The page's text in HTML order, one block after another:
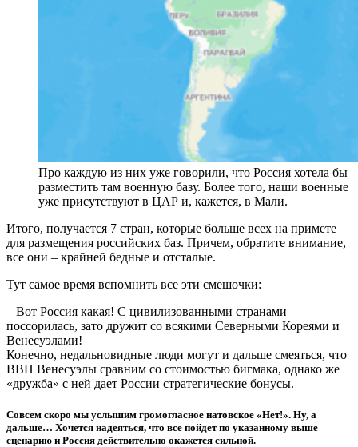
Про каждую из них уже говорили, что Россия хотела бы
разместить там военную базу. Более того, наши военные
уже присутствуют в ЦАР и, кажется, в Мали.
Итого, получается 7 стран, которые больше всех на примете
для размещения российских баз. Причем, обратите внимание,
все они – крайней бедные и отсталые.
Тут самое время вспомнить все эти смешочки:
– Вот Россия какая! С цивилизованными странами
поссорилась, зато дружит со всякими Северными Кореями и
Венесуэлами!
Конечно, недальновидные люди могут и дальше смеяться, что
ВВП Венесуэлы сравним со стоимостью бигмака, однако же
«дружба» с ней дает России стратегические бонусы.
Совсем скоро мы услышим громогласное натовское «Нет!». Ну, а
дальше… Хочется надеяться, что все пойдет по указанному выше
сценарию и Россия действительно окажется сильной.